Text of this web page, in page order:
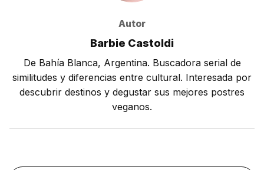
Autor
Barbie Castoldi
De Bahía Blanca, Argentina. Buscadora serial de
similitudes y diferencias entre cultural. Interesada por
descubrir destinos y degustar sus mejores postres
veganos.